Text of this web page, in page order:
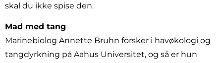
skal du ikke spise den.
Mad med tang
Marinebiolog Annette Bruhn forsker i havøkologi og
tangdyrkning på Aahus Universitet, og så er hun